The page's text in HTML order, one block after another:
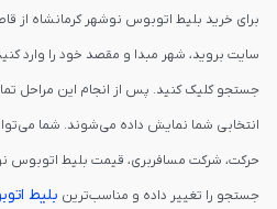
سایت بروید، شهر مبدا و مقصد خود را وارد
جستجو کلیک کنید. پس از انجام این مراحل
انتخابی شما نمایش داده می‌شوند. شما
حرکت، شرکت مسافربری، قیمت بلیط اتوبوس
جستجو را تغییر داده و مناسب‌ترین بلیط